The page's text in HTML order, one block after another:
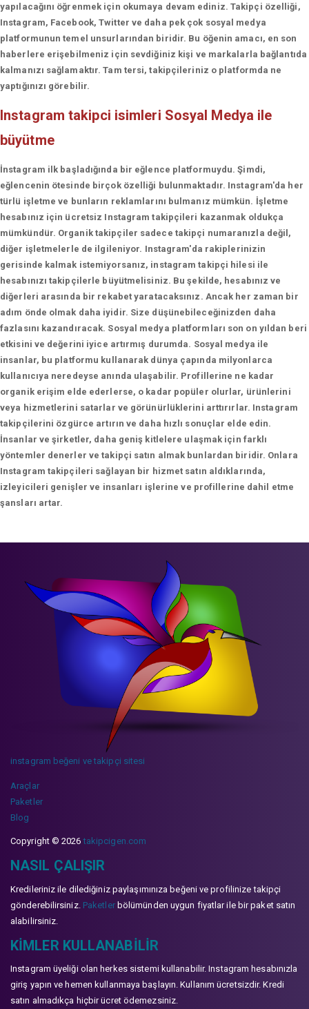
yapılacağını öğrenmek için okumaya devam ediniz. Takipçi özelliği,
Instagram, Facebook, Twitter ve daha pek çok sosyal medya
platformunun temel unsurlarından biridir. Bu öğenin amacı, en son
haberlere erişebilmeniz için sevdiğiniz kişi ve markalarla bağlantıda
kalmanızı sağlamaktır. Tam tersi, takipçileriniz o platformda ne
yaptığınızı görebilir.
Instagram takipci isimleri Sosyal Medya ile
büyütme
İnstagram ilk başladığında bir eğlence platformuydu. Şimdi,
eğlencenin ötesinde birçok özelliği bulunmaktadır. Instagram'da her
türlü işletme ve bunların reklamlarını bulmanız mümkün. İşletme
hesabınız için ücretsiz Instagram takipçileri kazanmak oldukça
mümkündür. Organik takipçiler sadece takipçi numaranızla değil,
diğer işletmelerle de ilgileniyor. Instagram'da rakiplerinizin
gerisinde kalmak istemiyorsanız, instagram takipçi hilesi ile
hesabınızı takipçilerle büyütmelisiniz. Bu şekilde, hesabınız ve
diğerleri arasında bir rekabet yaratacaksınız. Ancak her zaman bir
adım önde olmak daha iyidir. Size düşünebileceğinizden daha
fazlasını kazandıracak. Sosyal medya platformları son on yıldan beri
etkisini ve değerini iyice artırmış durumda. Sosyal medya ile
insanlar, bu platformu kullanarak dünya çapında milyonlarca
kullanıcıya neredeyse anında ulaşabilir. Profillerine ne kadar
organik erişim elde ederlerse, o kadar popüler olurlar, ürünlerini
veya hizmetlerini satarlar ve görünürlüklerini arttırırlar. Instagram
takipçilerini özgürce artırın ve daha hızlı sonuçlar elde edin.
İnsanlar ve şirketler, daha geniş kitlelere ulaşmak için farklı
yöntemler denerler ve takipçi satın almak bunlardan biridir. Onlara
Instagram takipçileri sağlayan bir hizmet satın aldıklarında,
izleyicileri genişler ve insanları işlerine ve profillerine dahil etme
şansları artar.
instagram beğeni ve takipçi sitesi
Araçlar
Paketler
Blog
Copyright © 2026takipcigen.com
NASIL ÇALIŞIR
Kredileriniz ile dilediğiniz paylaşımınıza beğeni ve profilinize takipçi
gönderebilirsiniz. Paketlerbölümünden uygun fiyatlar ile bir paket satın
alabilirsiniz.
KIMLER KULLANABILIR
Instagram üyeliği olan herkes sistemi kullanabilir. Instagram hesabınızla
giriş yapın ve hemen kullanmaya başlayın. Kullanım ücretsizdir. Kredi
satın almadıkça hiçbir ücret ödemezsiniz.